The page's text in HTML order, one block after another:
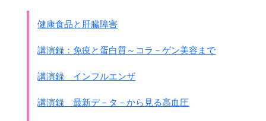
る。
自国の計画の実施状況に関する申告を
と。
すべての化学兵器を廃棄したことを証明すること。
健康食品と肝臓障害
講演録：免疫と蛋白質～コラ－ゲン美容まで
講演録 インフルエンザ
講演録 最新デ－タ－から見る高血圧